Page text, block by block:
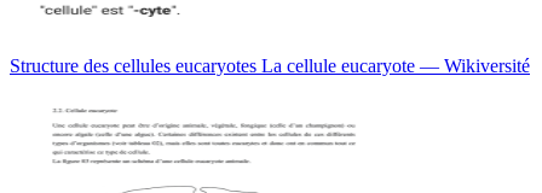
Structure des cellules eucaryotes La cellule eucaryote — Wikiversité